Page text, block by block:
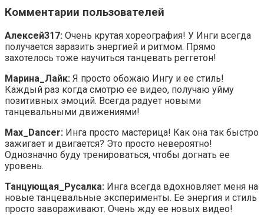
Комментарии пользователей
Алексей317: Очень крутая хореография! У Инги всегда
получается заразить энергией и ритмом. Прямо
захотелось тоже научиться танцевать реггетон!
Марина_Лайк: Я просто обожаю Ингу и ее стиль!
Каждый раз когда смотрю ее видео, получаю уйму
позитивных эмоций. Всегда радует новыми
танцевальными движениями!
Max_Dancer: Инга просто мастерица! Как она так быстро
зажигает и двигается? Это просто невероятно!
Однозначно буду тренироваться, чтобы догнать ее
уровень.
Танцующая_Русалка: Инга всегда вдохновляет меня на
новые танцевальные эксперименты. Ее энергия и стиль
просто завораживают. Очень жду ее новых видео!